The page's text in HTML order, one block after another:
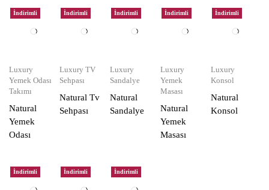
İndirimli
Luxury
Yemek Odası
Takımı
Natural
Yemek
Odası
İndirimli
Luxury TV
Sehpası
Natural Tv
Sehpası
İndirimli
Luxury
Sandalye
Natural
Sandalye
İndirimli
Luxury
Yemek
Masası
Natural
Yemek
Masası
İndirimli
Luxury
Konsol
Natural
Konsol
İndirimli İndirimli İndirimli